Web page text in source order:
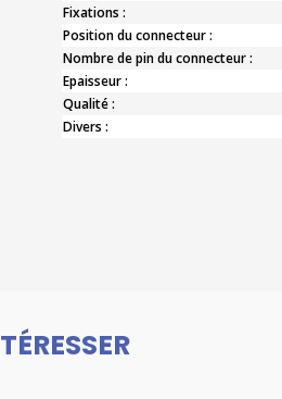
Fixations :
Position du connecteur :
Nombre de pin du connecteur :
Epaisseur :
Qualité :
Divers :